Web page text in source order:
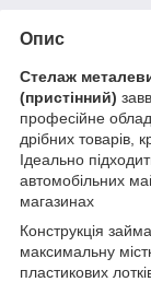
Опис
Стелаж
(пристінний)
професійне
дрібних товарів,
Ідеально
автомобільних
магазинах
Конструкція
максимальну
пластикових